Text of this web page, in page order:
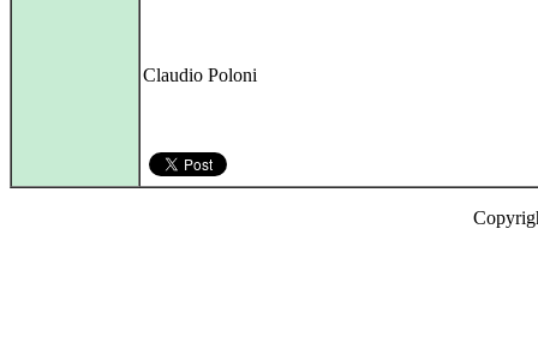
Claudio Poloni